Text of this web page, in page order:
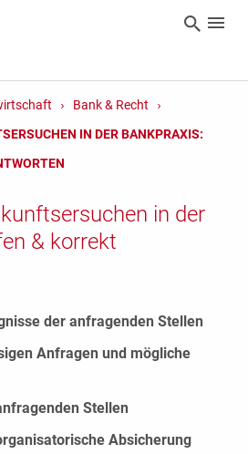
Bank & Recht
IN DER BANKPRAXIS:
in der
& korrekt
der anfragenden Stellen
Anfragen und mögliche
Stellen
Absicherung